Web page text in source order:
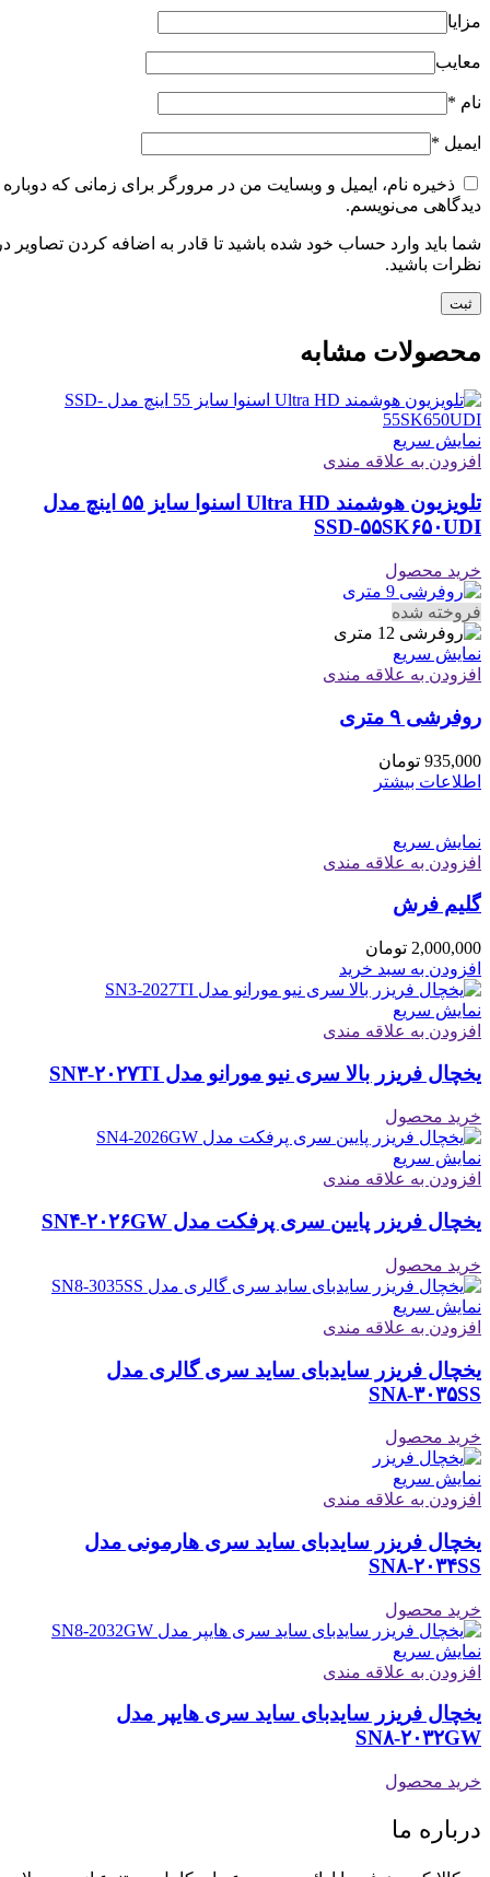
مزایا
معایب
نام *
ایمیل *
ذخیره نام، ایمیل و وبسایت من در مرورگر برای زمانی که دوباره
دیدگاهی می‌نویسم.
شما باید وارد حساب خود شده باشید تا قادر به اضافه کردن تصاویر
نظرات باشید.
محصولات مشابه
نمایش سریع
افزودن به علاقه مندی
تلویزیون هوشمند Ultra HD اسنوا سایز ۵۵ اینچ مدل
SSD-۵۵SK۶۵۰UDI
خرید محصول
فروخته شده
نمایش سریع
افزودن به علاقه مندی
روفرشی ۹ متری
935,000 تومان
اطلاعات بیشتر
نمایش سریع
افزودن به علاقه مندی
گلیم فرش
2,000,000 تومان
افزودن به سبد خرید
نمایش سریع
افزودن به علاقه مندی
یخچال فریزر بالا سری نیو مورانو مدل SN۳-۲۰۲۷TI
خرید محصول
نمایش سریع
افزودن به علاقه مندی
یخچال فریزر پایین سری پرفکت مدل SN۴-۲۰۲۶GW
خرید محصول
نمایش سریع
افزودن به علاقه مندی
یخچال فریزر سایدبای ساید سری گالری مدل
SN۸-۳۰۳۵SS
خرید محصول
نمایش سریع
افزودن به علاقه مندی
یخچال فریزر سایدبای ساید سری هارمونی مدل
SN۸-۲۰۳۴SS
خرید محصول
نمایش سریع
افزودن به علاقه مندی
یخچال فریزر سایدبای ساید سری هایپر مدل
SN۸-۲۰۳۲GW
خرید محصول
درباره ما